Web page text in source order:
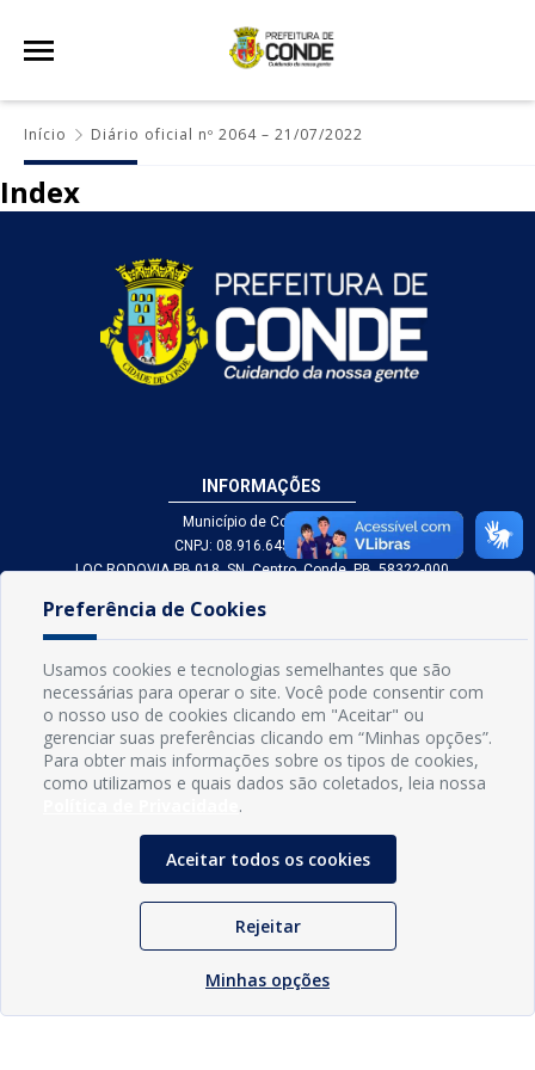
Início Diário oficial nº 2064 – 21/07/2022
Index
INFORMAÇÕES
Município de Conde - PB
CNPJ: 08.916.645/0001-80
LOC RODOVIA PB 018, SN, Centro, Conde, PB, 58322-000
gabinetedaprefeita@conde.pb.gov.br
Exp: Segunda a sexta, das 8h às 14h.
© Prefeitura Municipal do Conde | Desenvolvido porSogo Tecnologia
Preferência de Cookies
Usamos cookies e tecnologias semelhantes que são
necessárias para operar o site. Você pode consentir com
o nosso uso de cookies clicando em "Aceitar" ou
gerenciar suas preferências clicando em “Minhas opções”.
Para obter mais informações sobre os tipos de cookies,
como utilizamos e quais dados são coletados, leia nossa
.
Aceitar todos os cookies
Rejeitar
Minhas opções